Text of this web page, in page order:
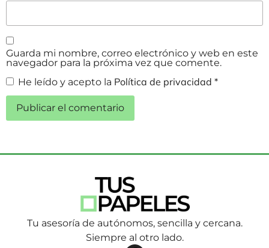
Guarda mi nombre, correo electrónico y web en este
navegador para la próxima vez que comente.
He leído y acepto la Política de privacidad *
Tu asesoría de autónomos, sencilla y cercana.
Siempre al otro lado.